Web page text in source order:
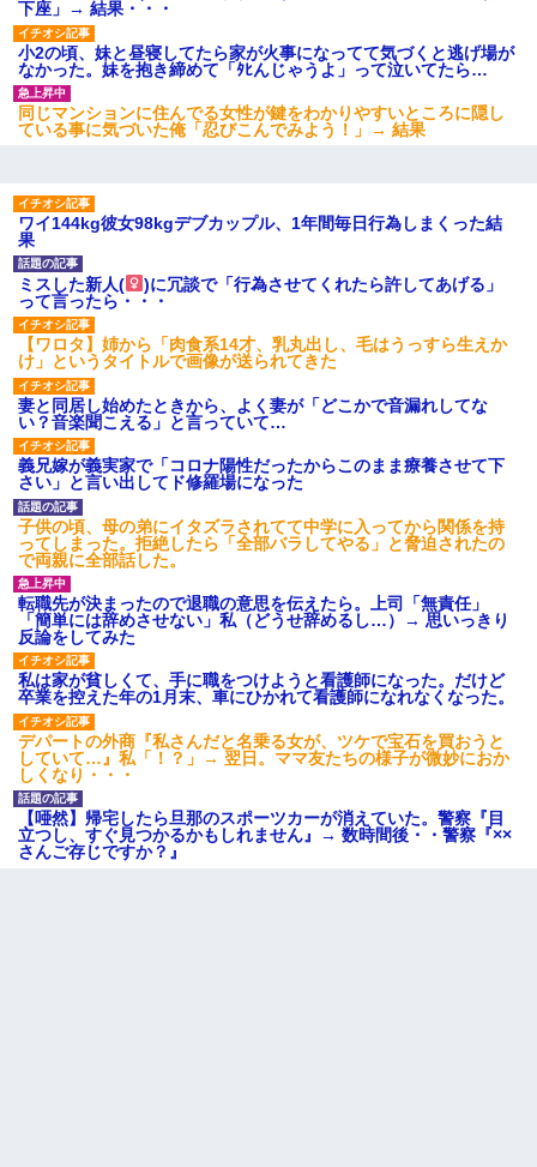
下座」→ 結果・・・
小2の頃、妹と昼寝してたら家が火事になってて気づくと逃げ場が
なかった。妹を抱き締めて「ﾀﾋんじゃうよ」って泣いてたら…
同じマンションに住んでる女性が鍵をわかりやすいところに隠し
ている事に気づいた俺「忍びこんでみよう！」→ 結果
ワイ144kg彼女98kgデブカップル、1年間毎日行為しまくった結
果
ミスした新人(
)に冗談で「行為させてくれたら許してあげる」
って言ったら・・・
【ワロタ】姉から「肉食系14才、乳丸出し、毛はうっすら生えか
け」というタイトルで画像が送られてきた
妻と同居し始めたときから、よく妻が「どこかで音漏れしてな
い？音楽聞こえる」と言っていて…
義兄嫁が義実家で「コロナ陽性だったからこのまま療養させて下
さい」と言い出してド修羅場になった
子供の頃、母の弟にイタズラされてて中学に入ってから関係を持
ってしまった。拒絶したら「全部バラしてやる」と脅迫されたの
で両親に全部話した。
転職先が決まったので退職の意思を伝えたら。上司「無責任」
「簡単には辞めさせない」私（どうせ辞めるし…）→ 思いっきり
反論をしてみた
私は家が貧しくて、手に職をつけようと看護師になった。だけど
卒業を控えた年の1月末、車にひかれて看護師になれなくなった。
デパートの外商『私さんだと名乗る女が、ツケで宝石を買おうと
していて…』私「！？」→ 翌日。ママ友たちの様子が微妙におか
しくなり・・・
【唖然】帰宅したら旦那のスポーツカーが消えていた。警察『目
立つし、すぐ見つかるかもしれません』→ 数時間後・・警察『××
さんご存じですか？』